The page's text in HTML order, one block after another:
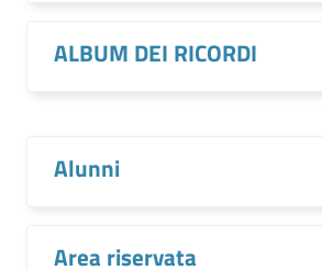
ALBUM DEI RICORDI
Alunni
Area riservata